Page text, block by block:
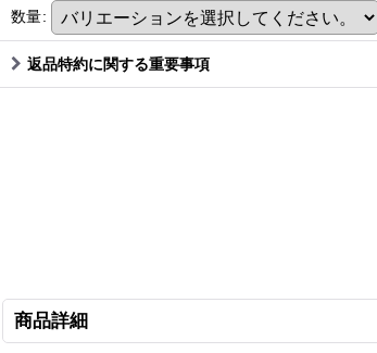
数量:
返品特約に関する重要事項
商品詳細